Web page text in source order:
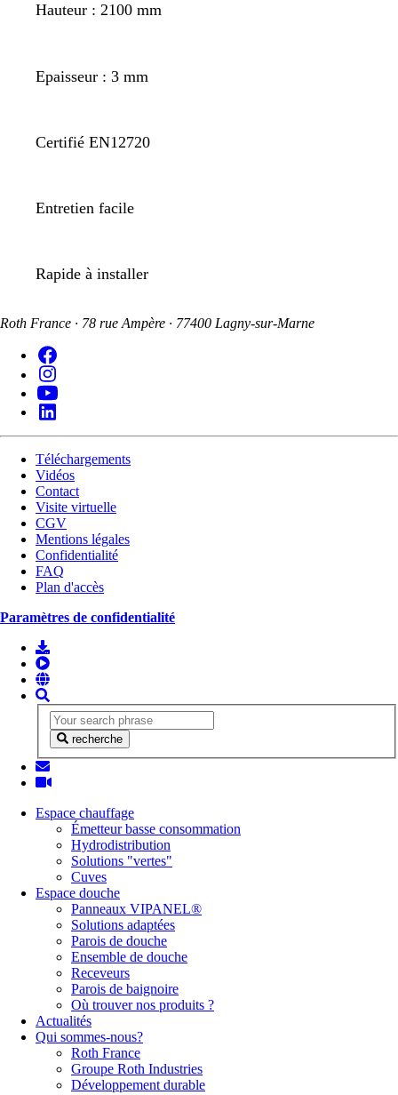
Hauteur : 2100 mm
Epaisseur : 3 mm
Certifié EN12720
Entretien facile
Rapide à installer
Roth France · 78 rue Ampère · 77400 Lagny-sur-Marne
Téléchargements
Vidéos
Contact
Visite virtuelle
CGV
Mentions légales
Confidentialité
FAQ
Plan d'accès
Paramètres de confidentialité
recherche
Espace chauffage
Émetteur basse consommation
Hydrodistribution
Solutions "vertes"
Cuves
Espace douche
Panneaux VIPANEL®
Solutions adaptées
Parois de douche
Ensemble de douche
Receveurs
Parois de baignoire
Où trouver nos produits ?
Actualités
Qui sommes-nous?
Roth France
Groupe Roth Industries
Développement durable